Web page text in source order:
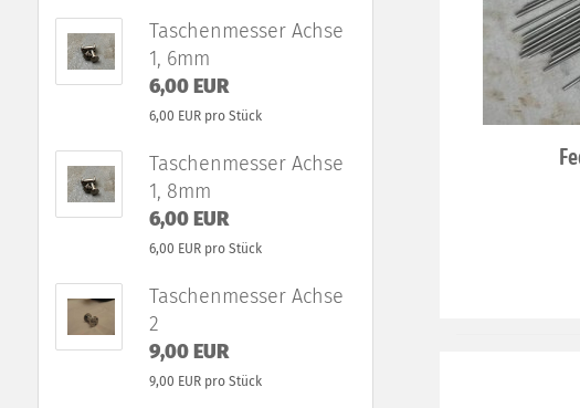
Taschenmesser Achse
1, 6mm
6,00 EUR
6,00 EUR pro Stück
Taschenmesser Achse
1, 8mm
6,00 EUR
6,00 EUR pro Stück
Taschenmesser Achse
2
9,00 EUR
9,00 EUR pro Stück